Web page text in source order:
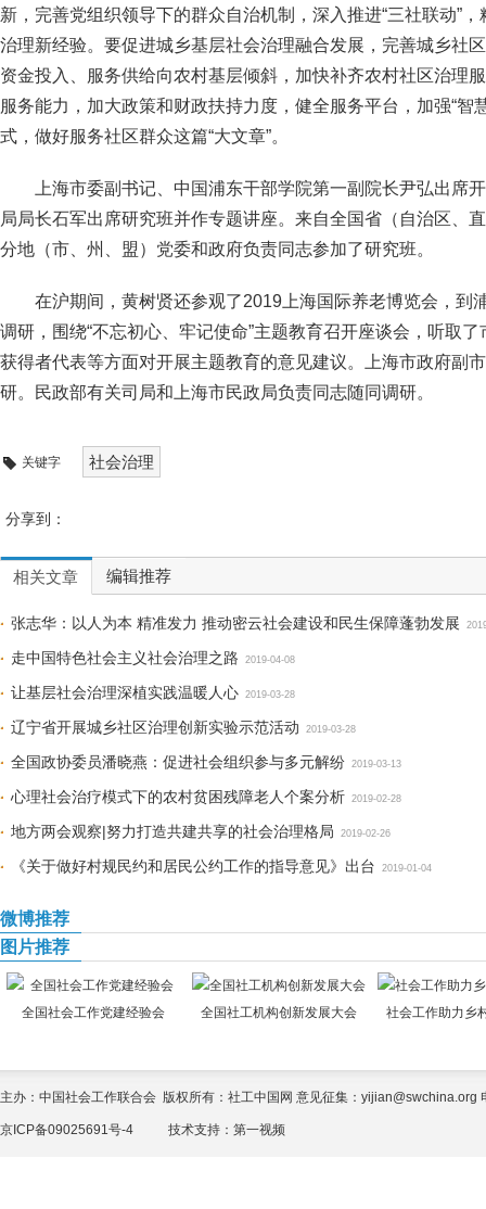
新，完善党组织领导下的群众自治机制，深入推进“三社联动”
治理新经验。要促进城乡基层社会治理融合发展，完善城乡社
资金投入、服务供给向农村基层倾斜，加快补齐农村社区治理
服务能力，加大政策和财政扶持力度，健全服务平台，加强“智
式，做好服务社区群众这篇“大文章”。
上海市委副书记、中国浦东干部学院第一副院长尹弘出席
局局长石军出席研究班并作专题讲座。来自全国省（自治区、
分地（市、州、盟）党委和政府负责同志参加了研究班。
在沪期间，黄树贤还参观了2019上海国际养老博览会，到
调研，围绕“不忘初心、牢记使命”主题教育召开座谈会，听取了
获得者代表等方面对开展主题教育的意见建议。上海市政府副
研。民政部有关司局和上海市民政局负责同志随同调研。
关键字 社会治理
分享到：
相关文章 编辑推荐
张志华：以人为本 精准发力 推动密云社会建设和民生保障蓬勃发展
走中国特色社会主义社会治理之路 2019-04-08
让基层社会治理深植实践温暖人心 2019-03-28
辽宁省开展城乡社区治理创新实验示范活动 2019-03-28
全国政协委员潘晓燕：促进社会组织参与多元解纷 2019-03-13
心理社会治疗模式下的农村贫困残障老人个案分析 2019-02-28
地方两会观察|努力打造共建共享的社会治理格局 2019-02-26
《关于做好村规民约和居民公约工作的指导意见》出台 2019-01-04
微博推荐
图片推荐
全国社会工作党建经验会 全国社工机构创新发展大会 社会工作助力乡
主办：中国社会工作联合会 版权所有：社工中国网 意见征集：yijian@swchina.org
京ICP备09025691号-4 技术支持： 第一视频